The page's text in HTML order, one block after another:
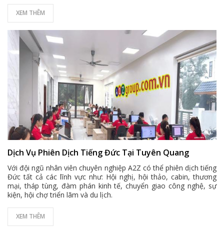
XEM THÊM
Dịch Vụ Phiên Dịch Tiếng Đức Tại Tuyên Quang
Với đội ngũ nhân viên chuyên nghiệp A2Z có thể phiên dịch tiếng
Đức tất cả các lĩnh vực như: Hội nghị, hội thảo, cabin, thương
mại, tháp tùng, đàm phán kinh tế, chuyển giao công nghệ, sự
kiện, hội chợ triển lãm và du lịch.
XEM THÊM